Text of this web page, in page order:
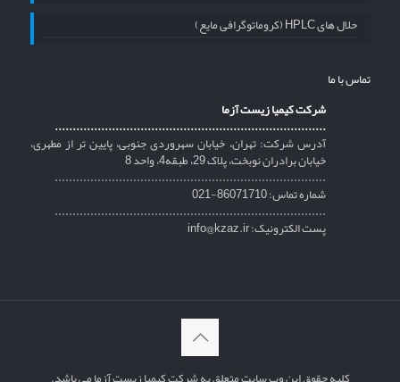
حلال های HPLC (کروماتوگرافی مایع)
تماس با ما
شرکت کیمیا زیست آزما
............................................................................
آدرس شرکت: تهران، خیابان سهروردی جنوبی، پایین تر از مطهری،
خیابان برادران نوبخت، پلاک 29، طبقه4، واحد 8
............................................................................
شماره تماس: 86071710-021
............................................................................
پست الکترونیک: info@kzaz.ir